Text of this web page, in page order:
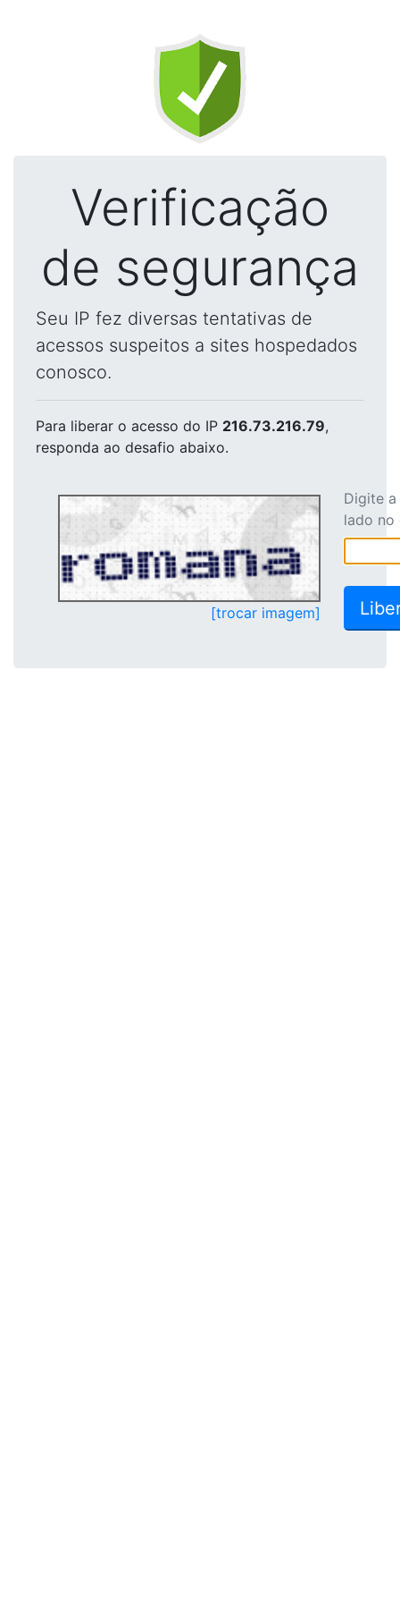
Verificação
de segurança
Seu IP fez diversas tentativas de
acessos suspeitos a sites hospedados
conosco.
Para liberar o acesso do IP 216.73.216.79,
responda ao desafio abaixo.
[trocar imagem]
Digite
lado no